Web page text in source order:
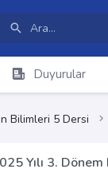
Duyurular
Bilimleri 5 Dersi
Yılı 3. Dönem